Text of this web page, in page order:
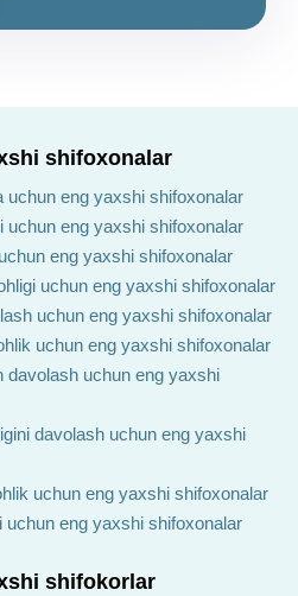
shifoxonalar
uchun eng yaxshi shifoxonalar
uchun eng yaxshi shifoxonalar
eng yaxshi shifoxonalar
uchun eng yaxshi shifoxonalar
uchun eng yaxshi shifoxonalar
uchun eng yaxshi shifoxonalar
davolash uchun eng yaxshi
davolash uchun eng yaxshi
uchun eng yaxshi shifoxonalar
uchun eng yaxshi shifoxonalar
shifokorlar